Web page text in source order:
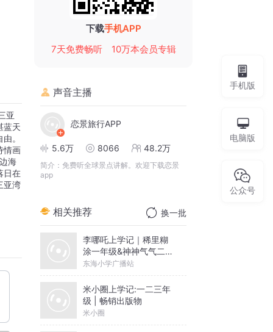
亚
蓝天
。
情画
海
日在
亚湾
下载手机APP
7天免费畅听
10万本会员专辑
声音主播
恋景旅行APP
5.6万 8066 48.2万
简介： 免费听全球景点讲解。欢迎下载恋景
app
相关推荐 换一批
李哪吒上学记｜稀里糊
涂一年级&神神气气二年
级
东海小学广播站
米小圈上学记:一二三年
级 | 畅销出版物
米小圈
手机版
电脑版
公众号